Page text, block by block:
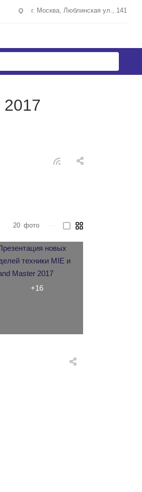
г. Москва, Люблинская ул., 141
2017
20 фото